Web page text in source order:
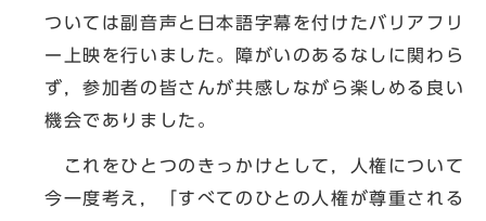
ついては副音声と日本語字幕を付けたバリアフリ
ー上映を行いました。障がいのあるなしに関わら
ず，参加者の皆さんが共感しながら楽しめる良い
機会でありました。
これをひとつのきっかけとして，人権について
今一度考え，「すべてのひとの人権が尊重される